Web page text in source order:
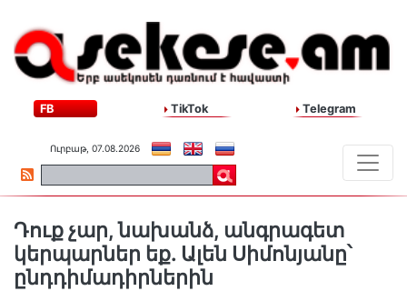
FB TikTok Telegram
Ուրբաթ, 07.08.2026
Դուք չար, նախանձ, անգրագետ
կերպարներ եք. Ալեն Սիմոնյանը՝
ընդդիմադիրներին